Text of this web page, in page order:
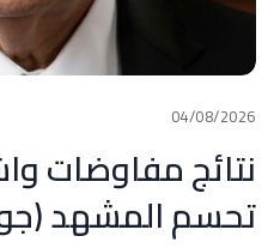
04/08/2026
نتائج مفاوضات
تحسم المشهد